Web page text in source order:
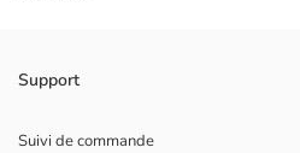
Support
Suivi de commande